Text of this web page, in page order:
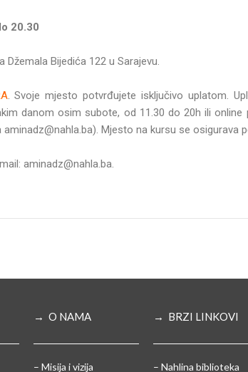
20.30
Džemala Bijedića 122 u Sarajevu.
. Svoje mjesto potvrđujete isključivo uplatom.
danom osim subote, od 11.30 do 20h ili
Mjesto na kursu se osigurava
aminadz@nahla.ba.
→ O NAMA
– Misija i vizija
→ BRZI LINKOVI
– Nahlina biblioteka